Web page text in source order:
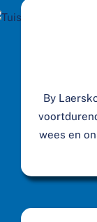
By
wees en